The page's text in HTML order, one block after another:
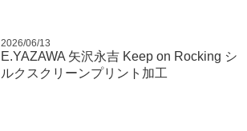
2026/06/13
E.YAZAWA 矢沢永吉 Keep on Rocking シ
ルクスクリーンプリント加工